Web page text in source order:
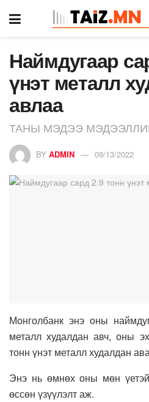
Наймдугаар
үнэт металл
авлаа
ТАНЫ МЭДЭЭ
BY ADMIN 09/13/2022
Монголбанк энэ оны
металл худалдан авч, оны
тонн үнэт металл худалдан
Энэ нь өмнөх оны мөн
өссөн үзүүлэлт аж.